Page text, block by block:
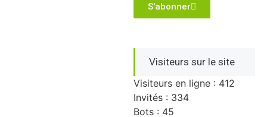
S'abonner
Visiteurs sur le site
Visiteurs en ligne : 412
Invités : 334
Bots : 45